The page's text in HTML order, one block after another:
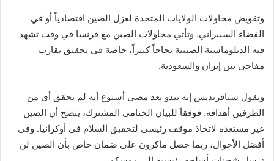
وتقويض محاولات الولايات المتحدة لعزل الصين اقتصادياً أو في
الفضاء السيبراني. وتأتي محاولات الصين مع فرنسا في وقت تشهد
فيه الدبلوماسية الصينية نجاحاً كبيراً، خاصة في تحقيق تقارب
مفاجئ بين إيران والسعودية.
ويقول ستافريديس إنه يبدو بعد مضي أسبوع أنه لم يحقق أي من
الطرفين أهدافه. فوفقاً للبيان الختامي المشترك، يتضح أن الصين
غير مستعدة لاتخاذ موقف رئيسي لتحقيق السلام في أوكرانيا. وفي
أفضل الأحوال، ربما حصل ماكرون على ضمان خاص بأن الصين لن